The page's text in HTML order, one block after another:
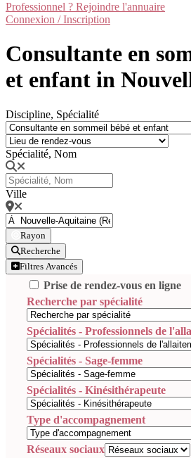
Professionnel ? Rejoindre l'annuaire
Connexion / Inscription
Consultante en
et enfant in
Discipline, Spécialité
Spécialité, Nom
Ville
Rayon
Recherche
Filtres Avancés
Prise de rendez-vous en ligne
Recherche par spécialité
Spécialités - Professionnels de
Spécialités - Sage-femme
Spécialités - Kinésithérapeute
Type d'accompagnement
Réseaux sociaux